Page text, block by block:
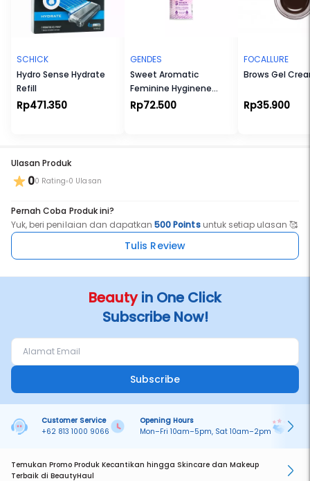
ombre)
SCHICK
Hydro Sense Hydrate
Refill
Rp471.350
GENDES
Sweet Aromatic
Feminine Hyginene
Wash Foam 55ml
Rp72.500
FOCALLURE
Brows Gel
Rp35.900
Ulasan Produk
00 Rating 0 Ulasan
Pernah Coba Produk ini?
Yuk, beri penilaian dan dapatkan500 Pointsuntuk setiap ulasan 🥰
Tulis Review
Beautyin One Click
Subscribe Now!
Subscribe
Customer Service
+62 813 1000 9066
Opening Hours
Mon–Fri 10am–5pm, Sat 10am–2pm
Temukan Promo Produk Kecantikan hingga Skincare dan Makeup
Terbaik di BeautyHaul